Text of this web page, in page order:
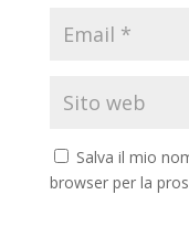
Salva il mio
browser per la